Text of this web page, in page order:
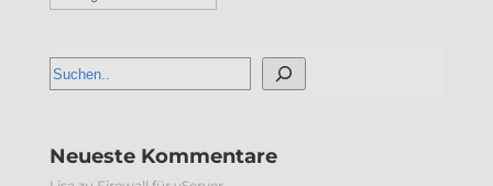
Neueste Kommentare